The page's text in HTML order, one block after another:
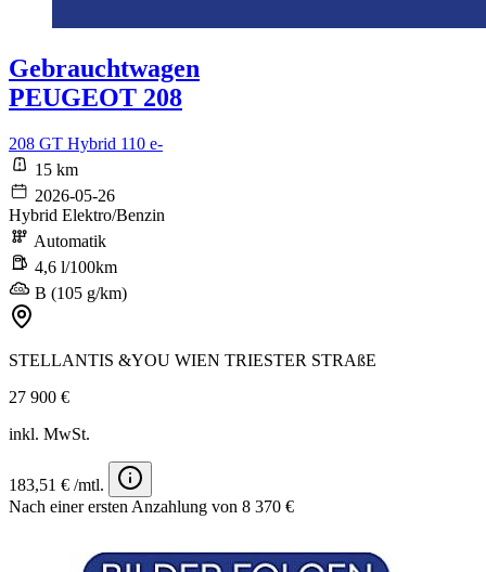
Gebrauchtwagen
PEUGEOT 208
208 GT Hybrid 110 e-
15 km
2026-05-26
Hybrid Elektro/Benzin
Automatik
4,6 l/100km
B (105 g/km)
STELLANTIS &YOU WIEN TRIESTER STRAßE
27 900 €
inkl. MwSt.
183,51 € /mtl.
Nach einer ersten Anzahlung von 8 370 €